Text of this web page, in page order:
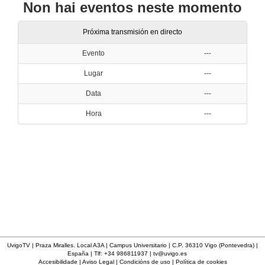
Non hai eventos neste momento
Próxima transmisión en directo
Evento ---
Lugar ---
Data ---
Hora ---
UvigoTV | Praza Miralles. Local A3A | Campus Universitario | C.P. 36310 Vigo (Pontevedra) |
España | Tlf: +34 986811937 | tv@uvigo.es
Accesibilidade | Aviso Legal| Condicións de uso| Política de cookies